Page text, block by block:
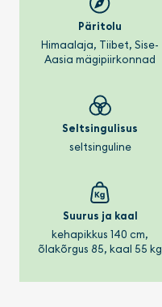
Päritolu
Himaalaja, Tiibet, Sise-
Aasia mägipiirkonnad
Seltsingulisus
seltsinguline
Suurus ja kaal
kehapikkus 140 cm,
õlakõrgus 85, kaal 55 kg